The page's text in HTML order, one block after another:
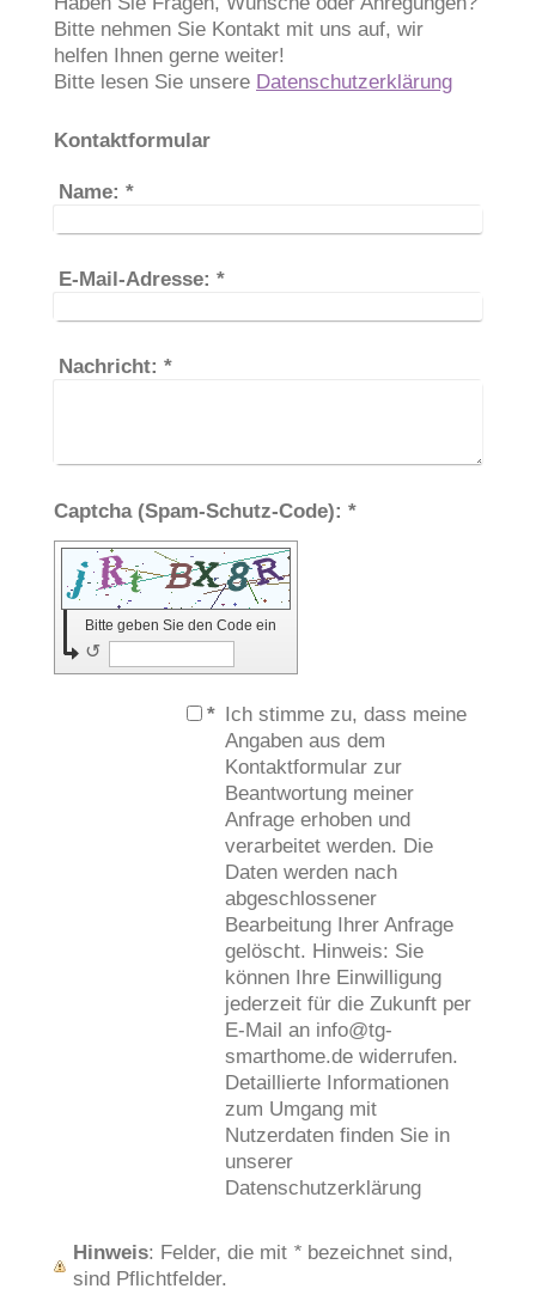
Bitte nehmen Sie Kontakt mit uns auf, wir
helfen Ihnen gerne weiter!
Bitte lesen Sie unsere Datenschutzerklärung
Kontaktformular
Name: *
E-Mail-Adresse: *
Nachricht: *
Captcha (Spam-Schutz-Code): *
Bitte geben Sie den Code ein
↺
* Ich stimme zu, dass meine
Angaben aus dem
Kontaktformular zur
Beantwortung meiner
Anfrage erhoben und
verarbeitet werden. Die
Daten werden nach
abgeschlossener
Bearbeitung Ihrer Anfrage
gelöscht. Hinweis: Sie
können Ihre Einwilligung
jederzeit für die Zukunft per
E-Mail an info@tg-
smarthome.de widerrufen.
Detaillierte Informationen
zum Umgang mit
Nutzerdaten finden Sie in
unserer
Datenschutzerklärung
Hinweis : Felder, die mit * bezeichnet sind,
sind Pflichtfelder.